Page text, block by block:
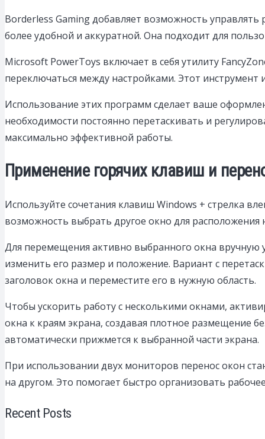
Borderless Gaming добавляет возможность
более удобной и аккуратной. Она подходит для
Microsoft PowerToys включает в себя утилиту
переключаться между настройками. Этот
Использование этих программ сделает ваше
необходимости постоянно перетаскивать и
максимально эффективной работы.
Применение горячих клавиш и
Используйте сочетания клавиш Windows + стрелка
возможность выбрать другое окно для расположения
Для перемещения активно выбранного окна
изменить его размер и положение. Вариант с
заголовок окна и переместите его в нужную область.
Чтобы ускорить работу с несколькими окнами,
окна к краям экрана, создавая плотное размещение
автоматически прижмется к выбранной части экрана.
При использовании двух мониторов перенос окон
на другом. Это помогает быстро организовать
Recent Posts